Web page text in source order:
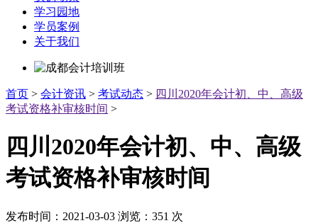
学习园地
学员案例
关于我们
首页 > 会计资讯 > 考试动态 > 四川2020年会计初、中、高级
考试资格补审核时间 >
四川2020年会计初、中、高级
考试资格补审核时间
发布时间： 2021-03-03 浏览： 351 次